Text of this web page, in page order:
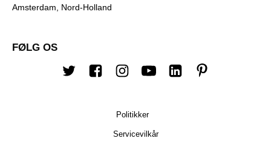
Amsterdam, Nord-Holland
FØLG OS
TwitterFacebookInstagram
YoutubeLinkedin
Politikker
Servicevilkår